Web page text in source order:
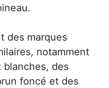
des marques
notamment
blanches, des
foncé et des